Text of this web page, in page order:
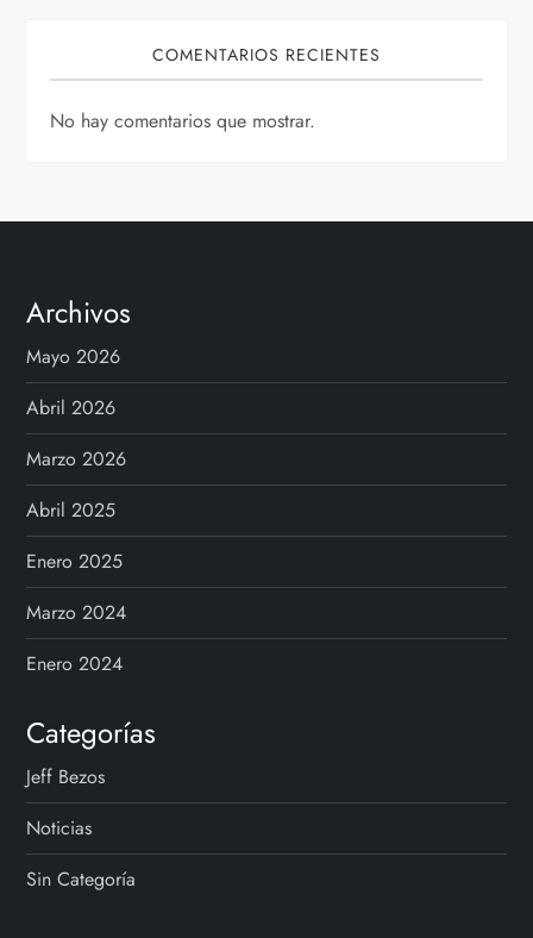
COMENTARIOS RECIENTES
No hay comentarios que mostrar.
Archivos
Mayo 2026
Abril 2026
Marzo 2026
Abril 2025
Enero 2025
Marzo 2024
Enero 2024
Categorías
Jeff Bezos
Noticias
Sin Categoría